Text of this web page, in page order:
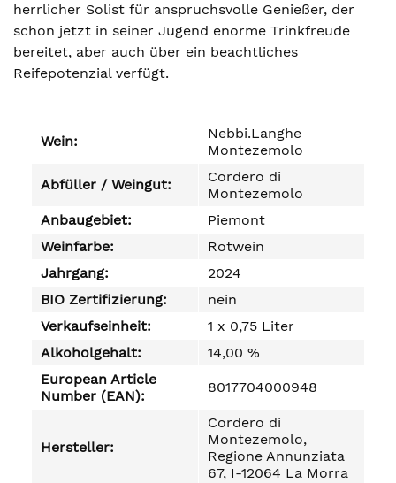
herrlicher Solist für anspruchsvolle Genießer, der
schon jetzt in seiner Jugend enorme Trinkfreude
bereitet, aber auch über ein beachtliches
Reifepotenzial verfügt.
Wein:
Nebbi.Langhe
Montezemolo
Abfüller / Weingut:
Cordero di
Montezemolo
Anbaugebiet:
Piemont
Weinfarbe:
Rotwein
Jahrgang:
2024
BIO Zertifizierung:
nein
Verkaufseinheit:
1 x 0,75 Liter
Alkoholgehalt:
14,00 %
European Article
Number (EAN):
8017704000948
Hersteller:
Cordero di
Montezemolo,
Regione Annunziata
67, I-12064 La Morra